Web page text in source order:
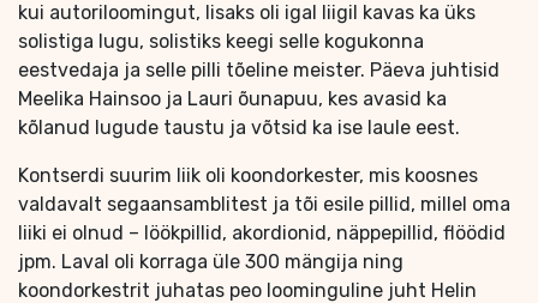
kui autoriloomingut, lisaks oli igal liigil kavas ka üks
solistiga lugu, solistiks keegi selle kogukonna
eestvedaja ja selle pilli tõeline meister. Päeva juhtisid
Meelika Hainsoo ja Lauri õunapuu, kes avasid ka
kõlanud lugude taustu ja võtsid ka ise laule eest.
Kontserdi suurim liik oli koondorkester, mis koosnes
valdavalt segaansamblitest ja tõi esile pillid, millel oma
liiki ei olnud – löökpillid, akordionid, näppepillid, flöödid
jpm. Laval oli korraga üle 300 mängija ning
koondorkestrit juhatas peo loominguline juht Helin